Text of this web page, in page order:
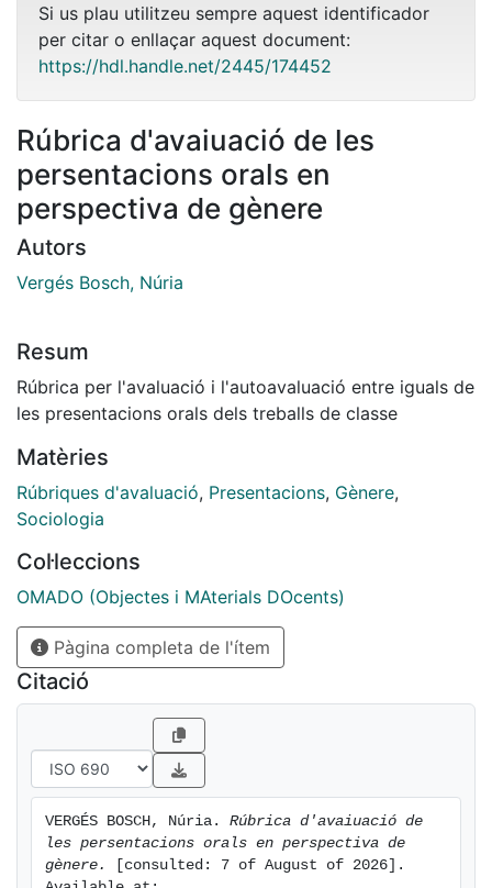
Si us plau utilitzeu sempre aquest identificador
per citar o enllaçar aquest document:
https://hdl.handle.net/2445/174452
Rúbrica d'avaiuació de les
persentacions orals en
perspectiva de gènere
Autors
Vergés Bosch, Núria
Resum
Rúbrica per l'avaluació i l'autoavaluació entre iguals de
les presentacions orals dels treballs de classe
Matèries
Rúbriques d'avaluació, Presentacions, Gènere,
Sociologia
Col·leccions
OMADO (Objectes i MAterials DOcents)
Pàgina completa de l'ítem
Citació
VERGÉS BOSCH, Núria. Rúbrica d'avaiuació de
les persentacions orals en perspectiva de
gènere.
[consulted: 7 of August of 2026].